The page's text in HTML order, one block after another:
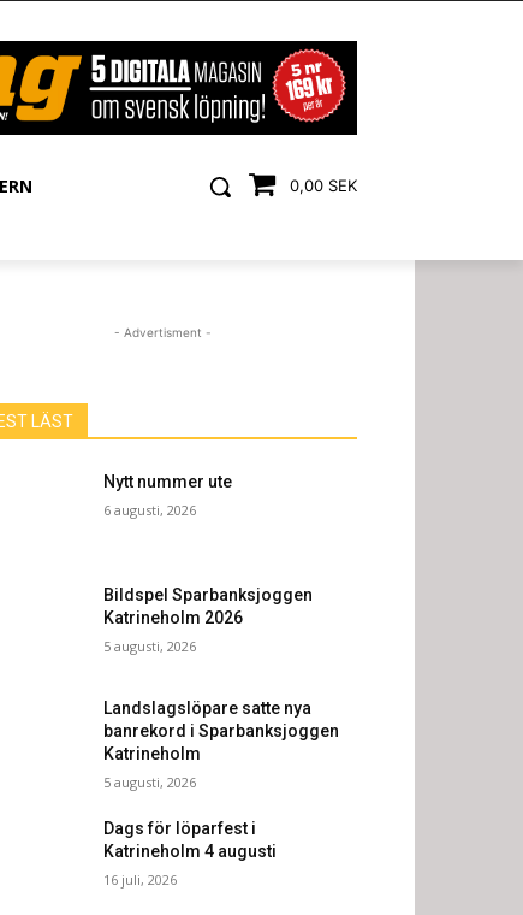
0,00 SEK
- Advertisment -
LÄST
Nytt nummer ute
6 augusti, 2026
Bildspel Sparbanksjoggen
Katrineholm 2026
5 augusti, 2026
Landslagslöpare satte nya
banrekord i Sparbanksjoggen
Katrineholm
5 augusti, 2026
Dags för löparfest i
Katrineholm 4 augusti
16 juli, 2026